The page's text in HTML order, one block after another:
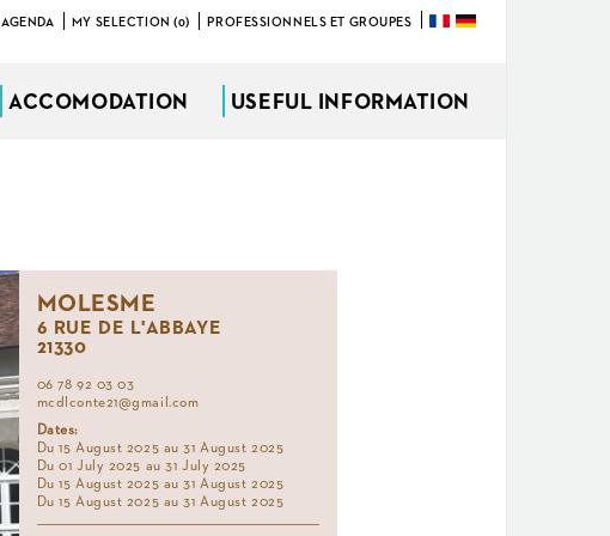
AGENDA MY SELECTION (0) PROFESSIONNELS ET GROUPES
ACCOMODATION USEFUL INFORMATION
MOLESME
6 RUE DE L'ABBAYE
21330
06 78 92 03 03
mcdlconte21@gmail.com
Dates:
Du 15 August 2025 au 31 August 2025
Du 01 July 2025 au 31 July 2025
Du 15 August 2025 au 31 August 2025
Du 15 August 2025 au 31 August 2025